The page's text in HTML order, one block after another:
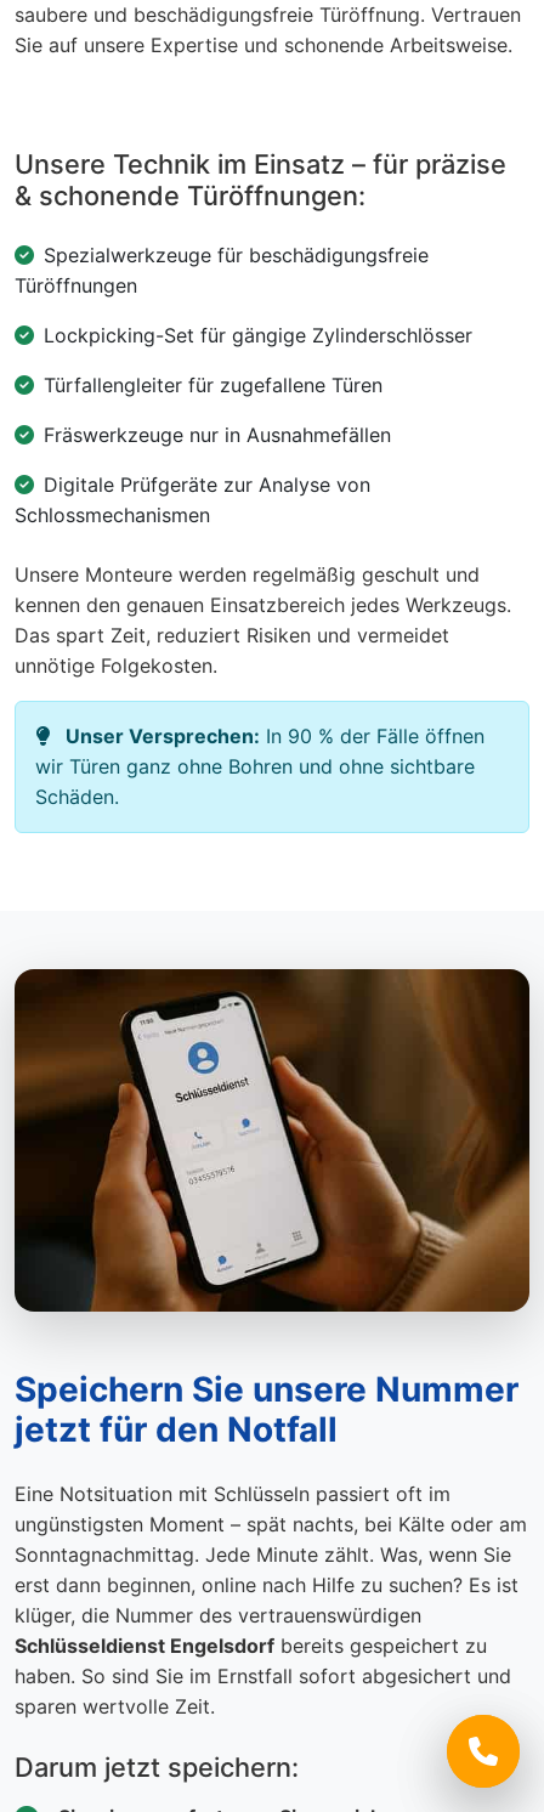
saubere und beschädigungsfreie Türöffnung. Vertrauen
Sie auf unsere Expertise und schonende Arbeitsweise.
Unsere Technik im Einsatz – für präzise
& schonende Türöffnungen:
Spezialwerkzeuge für beschädigungsfreie
Türöffnungen
Lockpicking-Set für gängige Zylinderschlösser
Türfallengleiter für zugefallene Türen
Fräswerkzeuge nur in Ausnahmefällen
Digitale Prüfgeräte zur Analyse von
Schlossmechanismen
Unsere Monteure werden regelmäßig geschult und
kennen den genauen Einsatzbereich jedes Werkzeugs.
Das spart Zeit, reduziert Risiken und vermeidet
unnötige Folgekosten.
Unser Versprechen: In 90 % der Fälle öffnen
wir Türen ganz ohne Bohren und ohne sichtbare
Schäden.
Speichern Sie unsere Nummer
jetzt für den Notfall
Eine Notsituation mit Schlüsseln passiert oft im
ungünstigsten Moment – spät nachts, bei Kälte oder am
Sonntagnachmittag. Jede Minute zählt. Was, wenn Sie
erst dann beginnen, online nach Hilfe zu suchen? Es ist
klüger, die Nummer des vertrauenswürdigen
Schlüsseldienst Engelsdorf bereits gespeichert zu
haben. So sind Sie im Ernstfall sofort abgesichert und
sparen wertvolle Zeit.
Darum jetzt speichern: